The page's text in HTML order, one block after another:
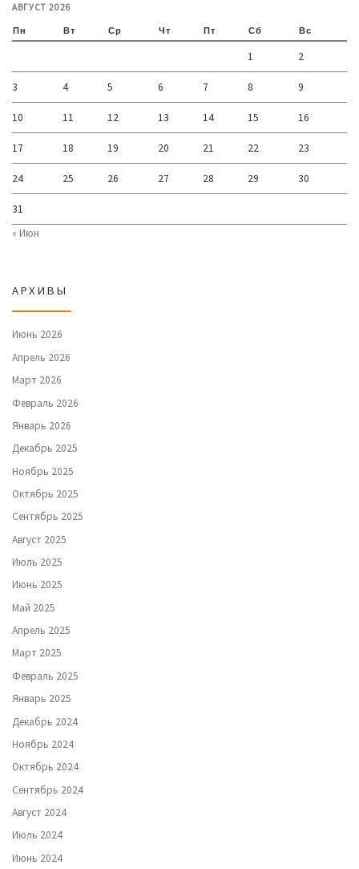
АВГУСТ 2026
Пн Вт Ср Чт Пт Сб Вс
1 2
3 4 5 6 7 8 9
10 11 12 13 14 15 16
17 18 19 20 21 22 23
24 25 26 27 28 29 30
31
« Июн
АРХИВЫ
Июнь 2026
Апрель 2026
Март 2026
Февраль 2026
Январь 2026
Декабрь 2025
Ноябрь 2025
Октябрь 2025
Сентябрь 2025
Август 2025
Июль 2025
Июнь 2025
Май 2025
Апрель 2025
Март 2025
Февраль 2025
Январь 2025
Декабрь 2024
Ноябрь 2024
Октябрь 2024
Сентябрь 2024
Август 2024
Июль 2024
Июнь 2024